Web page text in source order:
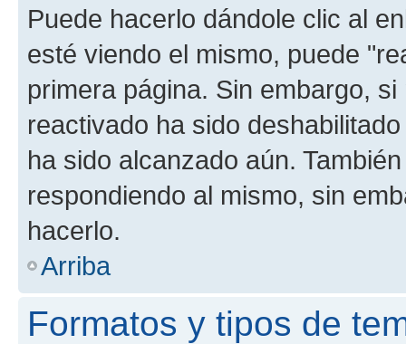
Puede hacerlo dándole clic al
esté viendo el mismo, puede
primera página. Sin embargo,
reactivado ha sido
ha sido alcanzado aún.
respondiendo al mismo, sin
hacerlo.
Arriba
Formatos y tipos de